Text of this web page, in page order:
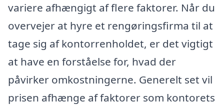
variere afhængigt af flere faktorer. Når du
overvejer at hyre et rengøringsfirma til at
tage sig af kontorrenholdet, er det vigtigt
at have en forståelse for, hvad der
påvirker omkostningerne. Generelt set vil
prisen afhænge af faktorer som kontorets